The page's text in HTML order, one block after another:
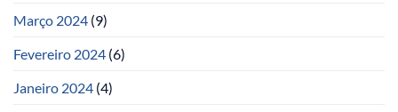
Março 2024 (9)
Fevereiro 2024 (6)
Janeiro 2024 (4)